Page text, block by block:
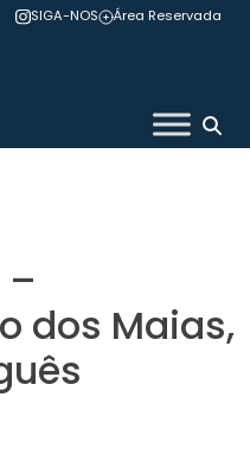
SIGA-NOS Área Reservada
–
dos Maias,